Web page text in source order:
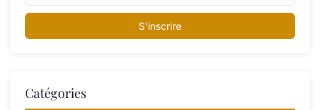
S'inscrire
Catégories